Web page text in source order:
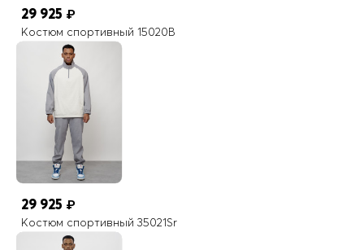
29 925 ₽
Костюм спортивный 15020B
29 925 ₽
Костюм спортивный 35021Sr